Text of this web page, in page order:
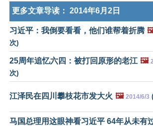
更多文章导读： 2014年6月2日
习近平：我倒要看看，他们谁帮着折腾
次)
25周年追忆六四：被打回原形的老江 🖼️
次)
江泽民在四川攀枝花市发大火 🖼️ 2014/6/3
马国总理用这眼神看习近平 64年从未有